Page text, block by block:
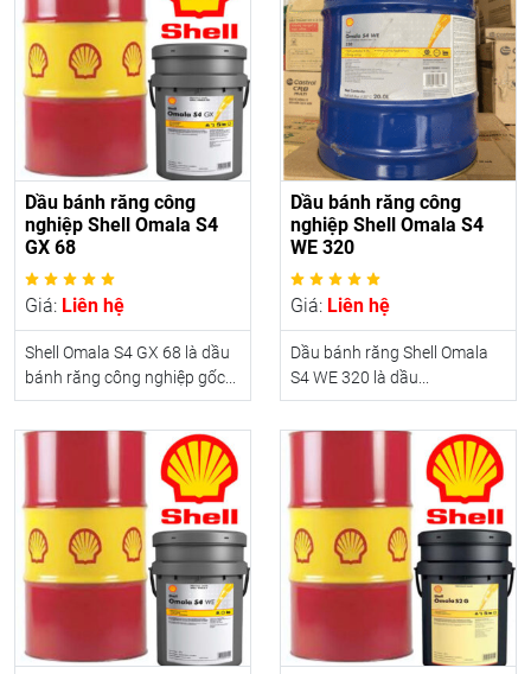
Dầu bánh răng công
nghiệp Shell Omala S4
GX 68
Giá: Liên hệ
Shell Omala S4 GX 68 là dầu
bánh răng công nghiệp gốc...
Dầu bánh răng công
nghiệp Shell Omala S4
WE 320
Giá: Liên hệ
Dầu bánh răng Shell Omala
S4 WE 320 là dầu...